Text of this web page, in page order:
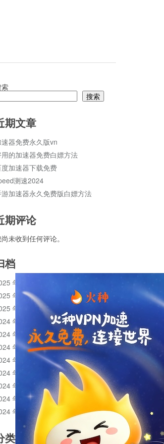
搜索
期文章
速器免费永久版vn
的加速器免费白嫖方法
加速器下载免费
测速2024
加速器永久免费版白嫖方法
期评论
未收到任何评论。
档
年 11 月
年 10 月
年 1 月
年 12 月
年 11 月
年 10 月
年 9 月
年 8 月
年 7 月
年 6 月
年 5 月
类目录